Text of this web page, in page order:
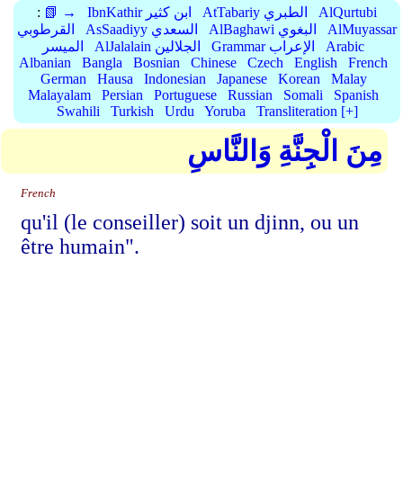
: 📗 → IbnKathir ابن كثير AtTabariy الطبري
AlQurtubi
القرطوبي
AsSaadiyy السعدي AlBaghawi البغوي
AlMuyassar
الميسر
AlJalalain الجلالين Grammar الإعراب
Arabic
Albanian
Bangla Bosnian Chinese Czech English
French
German
Hausa Indonesian Japanese Korean
Malay
Malayalam
Persian Portuguese Russian Somali
Spanish
Swahili
Turkish Urdu Yoruba Transliteration [+]
مِنَ الْجِنَّةِ وَالنَّاسِ
French
qu'il (le conseiller) soit un djinn, ou un
être humain".